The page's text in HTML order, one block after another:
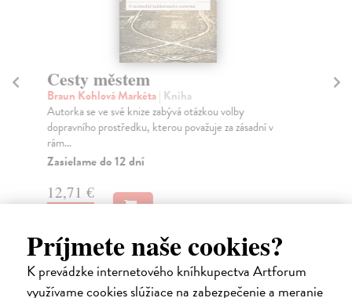
Príjmete naše cookies?
K prevádzke internetového kníhkupectva Artforum
využívame cookies slúžiace na zabezpečenie a meranie
Cesty městem
Braun Kohlová Markéta| Kniha
Autorka se ve své knize zabývá otázkou volby
dopravního prostředku, kterou považuje za zásadní v
rám...
Zasielame do 12 dní
12,71 €